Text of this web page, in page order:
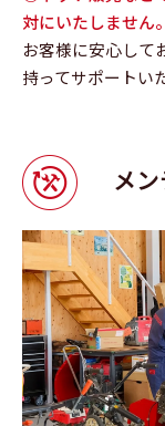
対にいたしません。
お客様に安心して
持ってサポートい
メ